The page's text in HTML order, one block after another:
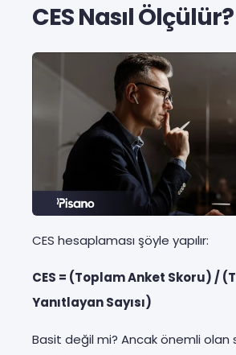
CES Nasıl Ölçülür?
CES hesaplaması şöyle yapılır:
CES = (Toplam Anket Skoru) /
Yanıtlayan Sayısı)
Basit değil mi? Ancak önemli olan